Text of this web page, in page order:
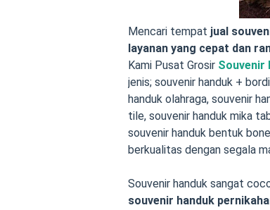
Mencari tempat jual
layanan yang cepat dan
Kami Pusat Grosir Souvenir
jenis; souvenir handuk +
handuk olahraga, souvenir
tile, souvenir handuk mika
souvenir handuk bentuk
berkualitas dengan segala
Souvenir handuk sangat
souvenir handuk